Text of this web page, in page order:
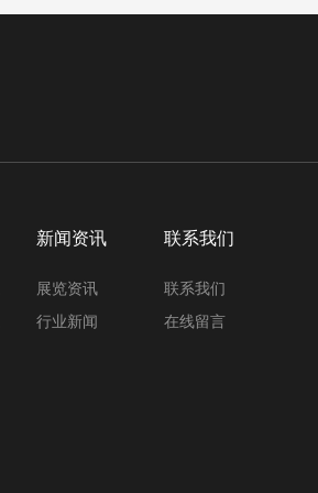
新闻资讯
展览资讯
行业新闻
联系我们
联系我们
在线留言